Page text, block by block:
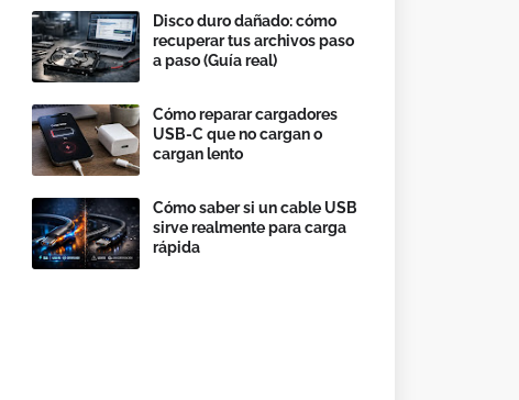
Disco duro dañado: cómo
recuperar tus archivos paso
a paso (Guía real)
Cómo reparar cargadores
USB-C que no cargan o
cargan lento
Cómo saber si un cable USB
sirve realmente para carga
rápida